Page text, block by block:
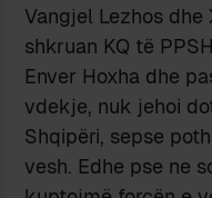
Vangjel Lezhos
shkruan KQ të
Enver Hoxha dhe
vdekje, nuk jehoi
Shqipëri, sepse
vesh. Edhe pse ne